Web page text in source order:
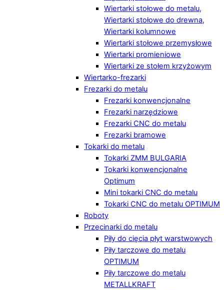
Wiertarki stołowe do metalu,
Wiertarki stołowe do drewna,
Wiertarki kolumnowe
Wiertarki stołowe przemysłowe
Wiertarki promieniowe
Wiertarki ze stołem krzyżowym
Wiertarko-frezarki
Frezarki do metalu
Frezarki konwencjonalne
Frezarki narzędziowe
Frezarki CNC do metalu
Frezarki bramowe
Tokarki do metalu
Tokarki ZMM BULGARIA
Tokarki konwencjonalne
Optimum
Mini tokarki CNC do metalu
Tokarki CNC do metalu OPTIMUM
Roboty
Przecinarki do metalu
Piły do cięcia płyt warstwowych
Piły tarczowe do metalu
OPTIMUM
Piły tarczowe do metalu
METALLKRAFT